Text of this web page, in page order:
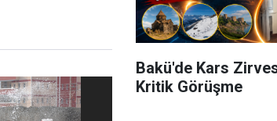
Bakü'de Kars
Kritik Görüşme